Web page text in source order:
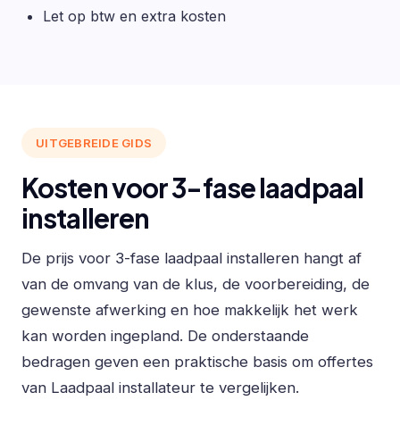
Let op btw en extra kosten
UITGEBREIDE GIDS
Kosten voor 3-fase laadpaal
installeren
De prijs voor 3-fase laadpaal installeren hangt af
van de omvang van de klus, de voorbereiding, de
gewenste afwerking en hoe makkelijk het werk
kan worden ingepland. De onderstaande
bedragen geven een praktische basis om offertes
van Laadpaal installateur te vergelijken.